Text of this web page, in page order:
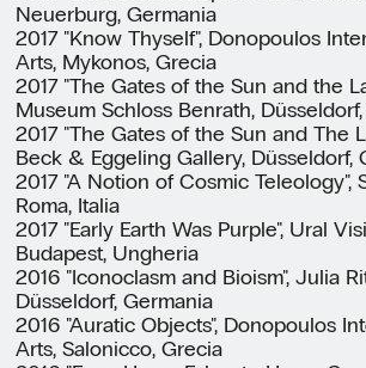
Neuerburg, Germania
2017 "Know Thyself", Donopoulos
Arts, Mykonos, Grecia
2017 "The Gates of the Sun and the
Museum Schloss Benrath,
2017 "The Gates of the Sun and The
Beck & Eggeling Gallery, Düsseldorf,
2017 "A Notion of Cosmic Teleology",
Roma, Italia
2017 "Early Earth Was Purple", Ural
Budapest, Ungheria
2016 "Iconoclasm and Bioism", Julia
Düsseldorf, Germania
2016 "Auratic Objects", Donopoulos
Arts, Salonicco, Grecia